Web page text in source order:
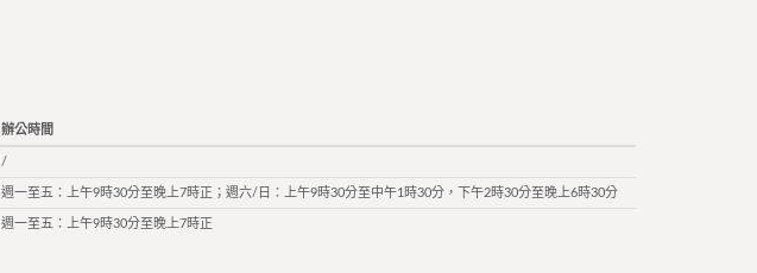
辦公時間
/
週一至五：上午9時30分至晚上7時正；週六/日：上午9時30分至中午1時30分，下午2時30分至晚上6時30分
週一至五：上午9時30分至晚上7時正